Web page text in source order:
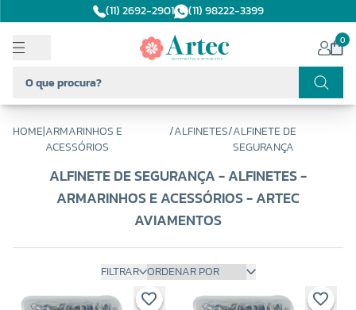
(11) 2692-2901 (11) 98222-3399
0
HOME|ARMARINHOS E
ACESSÓRIOS
/ALFINETES/ALFINETE DE
SEGURANÇA
ALFINETE DE SEGURANÇA - ALFINETES -
ARMARINHOS E ACESSÓRIOS - ARTEC
AVIAMENTOS
FILTRAR